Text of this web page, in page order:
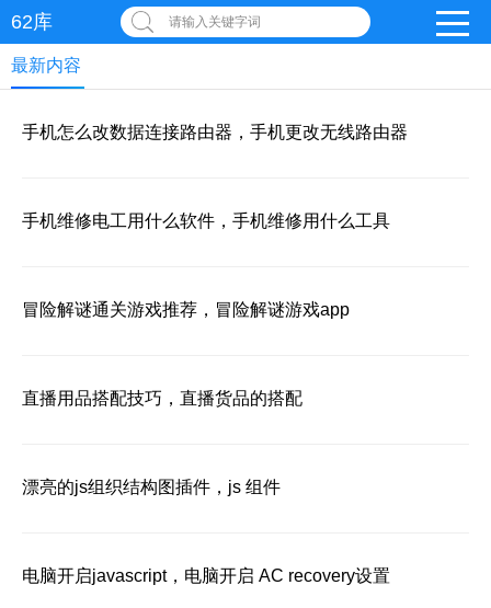
62库 请输入关键字词
最新内容
手机怎么改数据连接路由器，手机更改无线路由器
手机维修电工用什么软件，手机维修用什么工具
冒险解谜通关游戏推荐，冒险解谜游戏app
直播用品搭配技巧，直播货品的搭配
漂亮的js组织结构图插件，js 组件
电脑开启javascript，电脑开启 AC recovery设置